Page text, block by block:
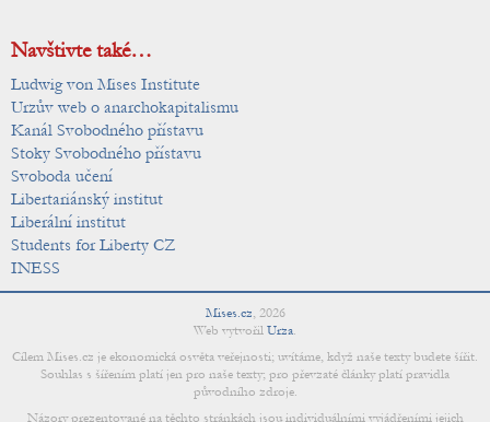
Navštivte také…
Ludwig von Mises Institute
Urzův web o anarchokapitalismu
Kanál Svobodného přístavu
Stoky Svobodného přístavu
Svoboda učení
Libertariánský institut
Liberální institut
Students for Liberty CZ
INESS
Mises.cz, 2026
Web vytvořil Urza.
Cílem Mises.cz je ekonomická osvěta veřejnosti; uvítáme, když naše texty budete šířit.
Souhlas s šířením platí jen pro naše texty; pro převzaté články platí pravidla
původního zdroje.
Názory prezentované na těchto stránkách jsou individuálními vyjádřeními jejich